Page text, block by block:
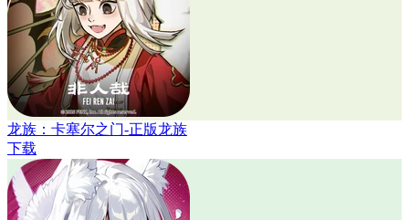
龙族：卡塞尔之门-正版龙族
下载